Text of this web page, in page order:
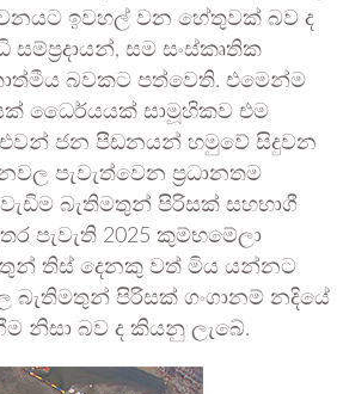
ඉවහල් වන හේතුවක් බව ද
සම සංස්කෘතික
බවකට පත්වෙති. එමෙන්ම
ධෛර්යයක් සාමූහිකව එම
එවන් ජන පීඩනයන් හමුවේ සිදුවන
පැවැත්වෙන ප්‍රධානතම
බැතිමතුන් පිරිසක් සහභාගී
පැවැති 2025 කුම්භමේලා
තිස් දෙනකු වත් මිය යන්නට
බැතිමතුන් පිරිසක් ගංගානම් නදියේ
නිසා බව ද කියනු ලැබේ.